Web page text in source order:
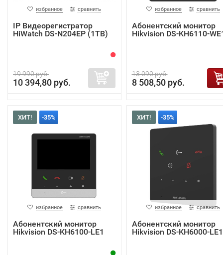
избранное сравнить
IP Видеорегистратор
HiWatch DS-N204EP (1TB)
19 990 руб.
10 394,80 руб.
избранное сравнить
Абонентский монитор
Hikvision DS-KH6110-
13 090 руб.
8 508,50 руб.
ХИТ! -35%
избранное сравнить
Абонентский монитор
Hikvision DS-KH6100-LE1
ХИТ! -35%
избранное сравнить
Абонентский монитор
Hikvision DS-KH6000-LE1